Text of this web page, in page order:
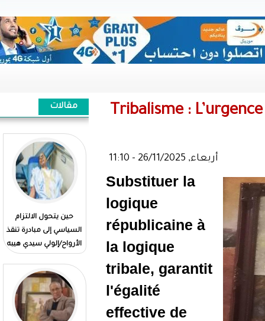
logique
la logique
tribale,
l'égalité
effective
مقالات
حين يتحول الالتزام
السياسي إلى مبادرة تنقذ
الأرواح/إلولي سيدي هيبه
Quand l'engagement
politique se traduit par
un geste qui sauve des